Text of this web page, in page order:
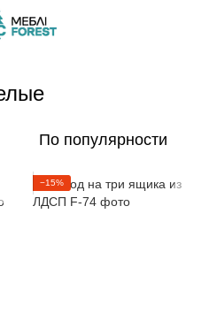
По популярности
−15%